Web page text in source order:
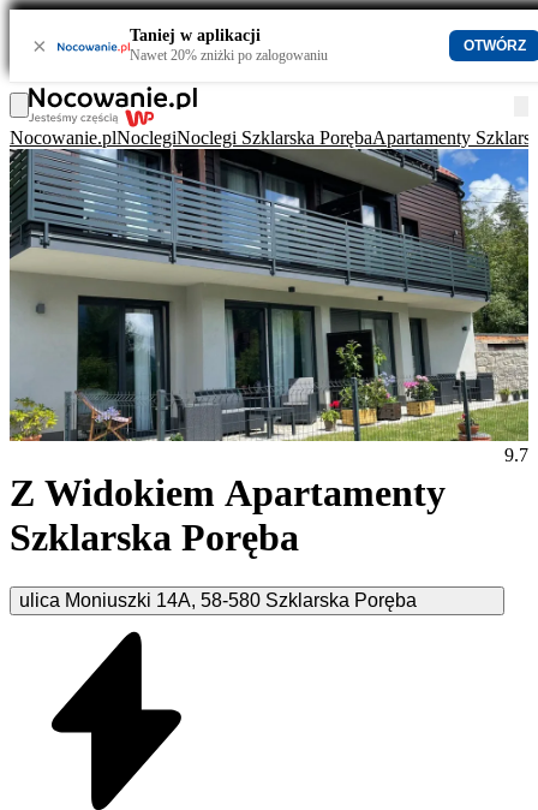
× Taniej w aplikacji
Nawet 20% zniżki po zalogowaniu
OTWÓRZ
Nocowanie.plNoclegiNoclegi Szklarska PorębaApartamenty
Z Widokiem Apartamenty
Szklarska Poręba
ulica Moniuszki 14A, 58-580 Szklarska Poręba
9.7